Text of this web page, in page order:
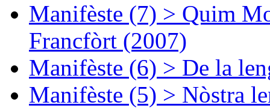
Manifèste (7) > Quim
Francfòrt (2007)
Manifèste (6) > De la
Manifèste (5) > Nòstra